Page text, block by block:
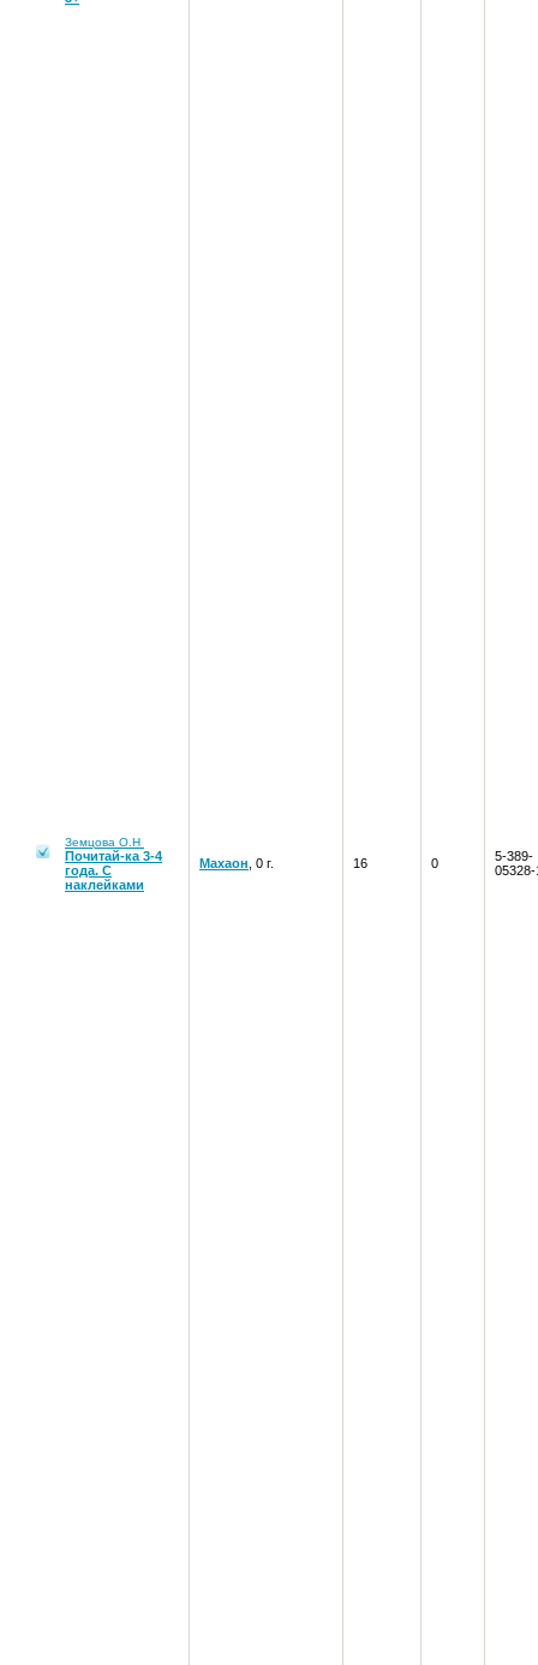
Земцова О.Н
Почитай-ка 3-4
года. С
наклейками
Махаон , 0 г. 16 0
5-389-
05328-